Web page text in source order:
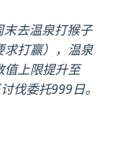
去温泉打猴子
求打赢），温泉
值上限提升至
伐委托999日。